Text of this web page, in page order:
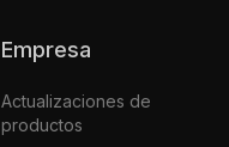
Empresa
Actualizaciones de
productos